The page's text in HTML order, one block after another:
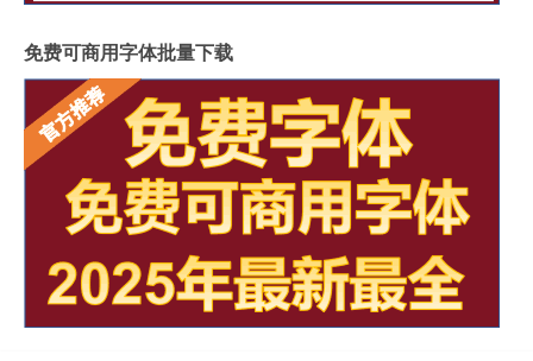
免费可商用字体批量下载